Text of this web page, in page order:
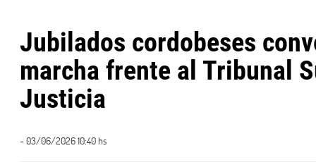
Jubilados cordobeses
marcha frente al Tribunal
Justicia
- 03/06/2026 10:40 hs